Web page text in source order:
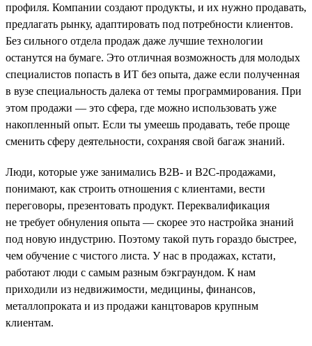
профиля. Компании создают продукты, и их нужно продавать,
предлагать рынку, адаптировать под потребности клиентов.
Без сильного отдела продаж даже лучшие технологии
останутся на бумаге. Это отличная возможность для молодых
специалистов попасть в ИТ без опыта, даже если полученная
в вузе специальность далека от темы программирования. При
этом продажи — это сфера, где можно использовать уже
накопленный опыт. Если ты умеешь продавать, тебе проще
сменить сферу деятельности, сохраняя свой багаж знаний.
Люди, которые уже занимались B2B- и B2C-продажами,
понимают, как строить отношения с клиентами, вести
переговоры, презентовать продукт. Переквалификация
не требует обнуления опыта — скорее это настройка знаний
под новую индустрию. Поэтому такой путь гораздо быстрее,
чем обучение с чистого листа. У нас в продажах, кстати,
работают люди с самым разным бэкграундом. К нам
приходили из недвижимости, медицины, финансов,
металлопроката и из продажи канцтоваров крупным
клиентам.